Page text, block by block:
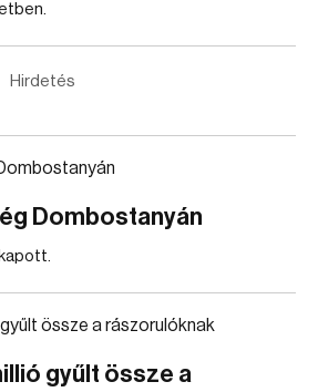
Hirdetés
Dombostanyán
gyűlt össze a